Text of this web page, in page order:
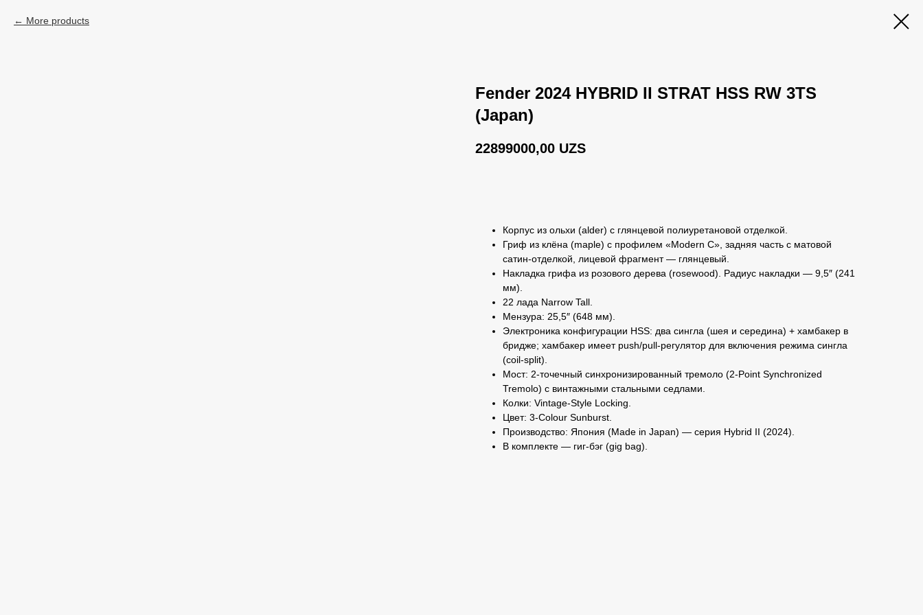
More products
Fender 2024 HYBRID II STRAT HSS RW 3TS
(Japan)
22899000,00 UZS
Корпус из ольхи (alder) с глянцевой полиуретановой отделкой.
Гриф из клёна (maple) с профилем «Modern C», задняя часть с матовой
сатин‑отделкой, лицевой фрагмент — глянцевый.
Накладка грифа из розового дерева (rosewood). Радиус накладки — 9,5″ (241
мм).
22 лада Narrow Tall.
Мензура: 25,5″ (648 мм).
Электроника конфигурации HSS: два сингла (шея и середина) + хамбакер в
бридже; хамбакер имеет push/pull‑регулятор для включения режима сингла
(coil‑split).
Мост: 2‑точечный синхронизированный тремоло (2‑Point Synchronized
Tremolo) с винтажными стальными седлами.
Колки: Vintage‑Style Locking.
Цвет: 3‑Colour Sunburst.
Производство: Япония (Made in Japan) — серия Hybrid II (2024).
В комплекте — гиг‑бэг (gig bag).